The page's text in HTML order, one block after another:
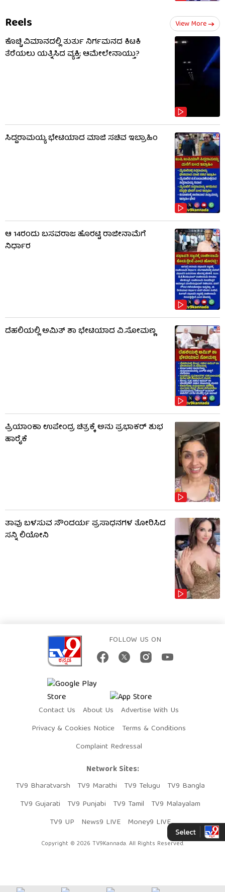
Reels View More
ಕೊಚ್ಚಿ ವಿಮಾನದಲ್ಲಿ ತುರ್ತು ನಿರ್ಗಮನದ ಕಿಟಕಿ
ತೆರೆಯಲು ಯತ್ನಿಸಿದ ವ್ಯಕ್ತಿ; ಆಮೇಲೇನಾಯ್ತು?
ಸಿದ್ದರಾಮಯ್ಯ ಭೇಟಿಯಾದ ಮಾಜಿ ಸಚಿವ ಇಬ್ರಾಹಿಂ
ಆ 14ರಂದು ಬಸವರಾಜ ಹೊರಟ್ಟಿ ರಾಜೀನಾಮೆಗೆ
ನಿರ್ಧಾರ
ದೆಹಲಿಯಲ್ಲಿ ಅಮಿತ್ ಶಾ ಭೇಟಿಯಾದ ವಿ.ಸೋಮಣ್ಣ
ಪ್ರಿಯಾಂಕಾ ಉಪೇಂದ್ರ ಚಿತ್ರಕ್ಕೆ ಅನು ಪ್ರಭಾಕರ್ ಶುಭ
ಹಾರೈಕೆ
ತಾವು ಬಳಸುವ ಸೌಂದರ್ಯ ಪ್ರಸಾಧನಗಳ ತೋರಿಸಿದ
ಸನ್ನಿ ಲಿಯೋನಿ
FOLLOW US ON
Contact Us About Us
Advertise With Us
Privacy & Cookies Notice
Terms & Conditions
Complaint Redressal
Network Sites:
TV9 Bharatvarsh
TV9 Marathi TV9 Telugu
TV9 Bangla
TV9 Gujarati
TV9 Punjabi TV9 Tamil
TV9 Malayalam
TV9 UP
News9 LIVE Money9 LIVE
Copyright © 2026 TV9Kannada. All Rights Reserved.